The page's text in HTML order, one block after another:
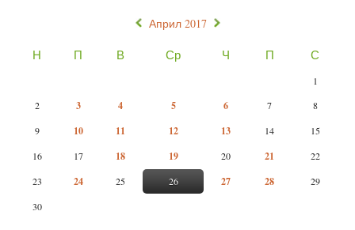
« Април 2017 »
Н П В Ср Ч П С
1
2
3 4 5 6 7
8
9
10 11 12 13 14
15
16
17 18 19 20 21
22
23
24 25 26 27 28
29
30